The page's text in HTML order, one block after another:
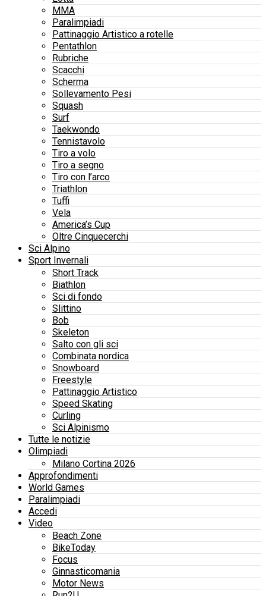
MMA
Paralimpiadi
Pattinaggio Artistico a rotelle
Pentathlon
Rubriche
Scacchi
Scherma
Sollevamento Pesi
Squash
Surf
Taekwondo
Tennistavolo
Tiro a volo
Tiro a segno
Tiro con l’arco
Triathlon
Tuffi
Vela
America’s Cup
Oltre Cinquecerchi
Sci Alpino
Sport Invernali
Short Track
Biathlon
Sci di fondo
Slittino
Bob
Skeleton
Salto con gli sci
Combinata nordica
Snowboard
Freestyle
Pattinaggio Artistico
Speed Skating
Curling
Sci Alpinismo
Tutte le notizie
Olimpiadi
Milano Cortina 2026
Approfondimenti
World Games
Paralimpiadi
Accedi
Video
Beach Zone
BikeToday
Focus
Ginnasticomania
Motor News